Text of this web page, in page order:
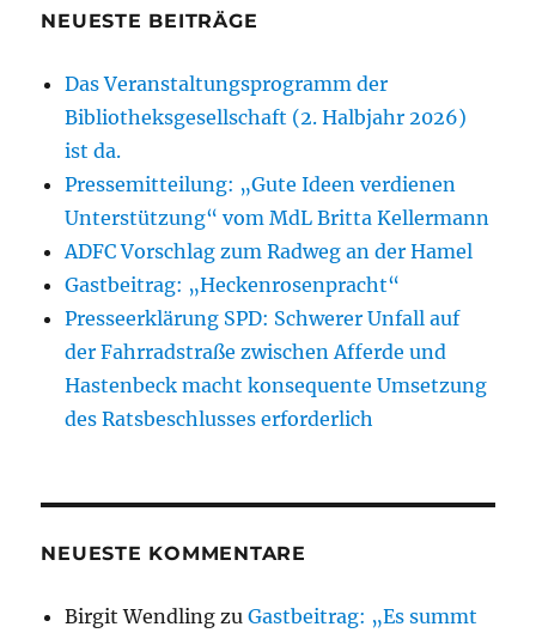
NEUESTE BEITRÄGE
Das Veranstaltungsprogramm der
Bibliotheksgesellschaft (2. Halbjahr 2026)
ist da.
Pressemitteilung: „Gute Ideen verdienen
Unterstützung“ vom MdL Britta Kellermann
ADFC Vorschlag zum Radweg an der Hamel
Gastbeitrag: „Heckenrosenpracht“
Presseerklärung SPD: Schwerer Unfall auf
der Fahrradstraße zwischen Afferde und
Hastenbeck macht konsequente Umsetzung
des Ratsbeschlusses erforderlich
NEUESTE KOMMENTARE
Birgit Wendling zuGastbeitrag: „Es summt